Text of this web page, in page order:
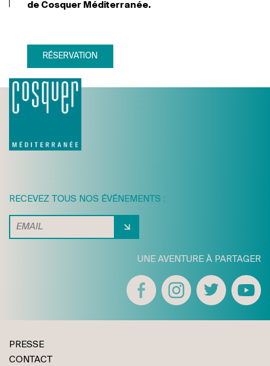
de Cosquer Méditerranée.
RÉSERVATION
RECEVEZ TOUS NOS ÉVÉNEMENTS :
UNE AVENTURE À PARTAGER
PRESSE
CONTACT